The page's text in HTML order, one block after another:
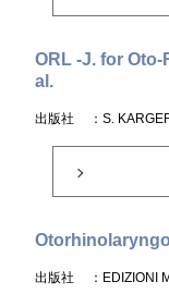
ORL -J. for
al.
出版社 ：S.
出版社 ：EDIZIONI